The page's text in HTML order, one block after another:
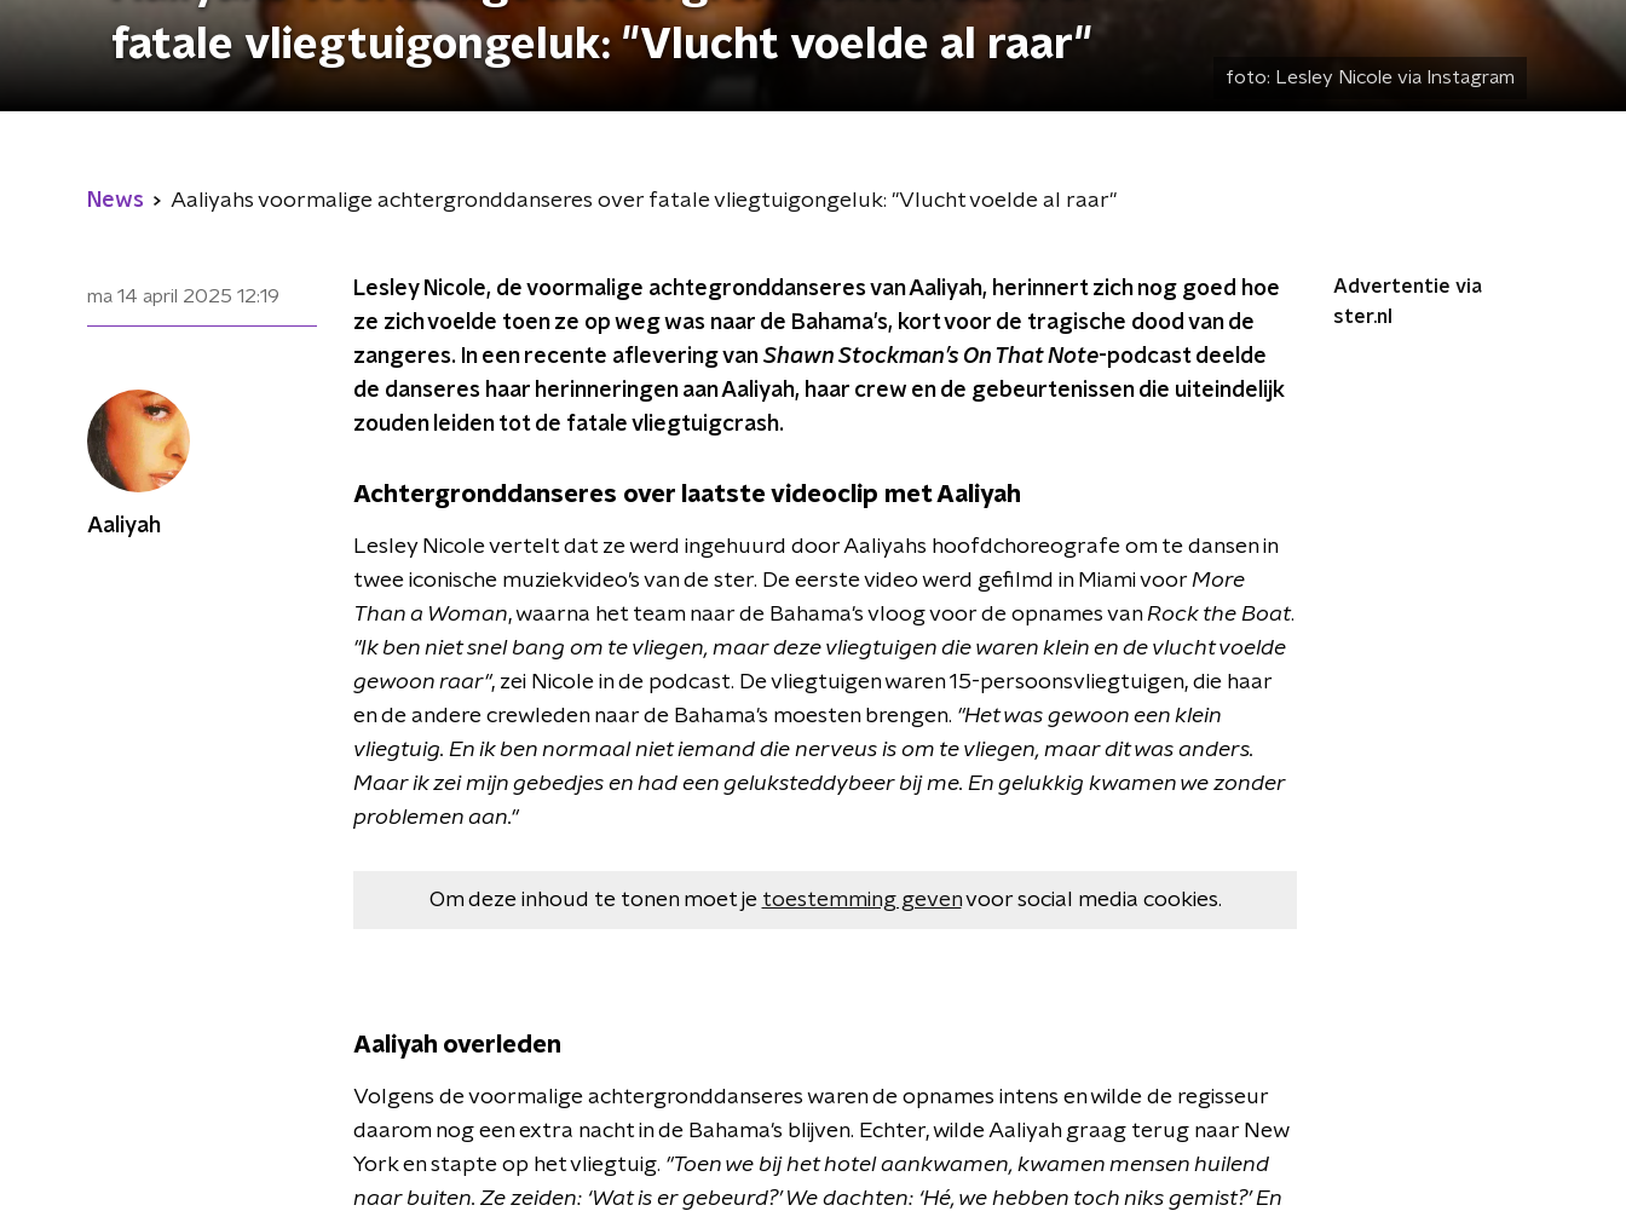
fatale vliegtuigongeluk: "Vlucht voelde al raar"
foto: Lesley Nicole via Instagram
News Aaliyahs voormalige achtergronddanseres over fatale vliegtuigongeluk: "Vlucht voelde al raar"
ma 14 april 2025 12:19
Lesley Nicole, de voormalige achtegronddanseres van Aaliyah, herinnert zich nog goed hoe
ze zich voelde toen ze op weg was naar de Bahama's, kort voor de tragische dood van de
zangeres. In een recente aflevering van Shawn Stockman’s On That Note-podcast deelde
de danseres haar herinneringen aan Aaliyah, haar crew en de gebeurtenissen die uiteindelijk
zouden leiden tot de fatale vliegtuigcrash.
Achtergronddanseres over laatste videoclip met Aaliyah
Lesley Nicole vertelt dat ze werd ingehuurd door Aaliyahs hoofdchoreografe om te dansen in
twee iconische muziekvideo’s van de ster. De eerste video werd gefilmd in Miami voorMore
Than a Woman, waarna het team naar de Bahama's vloog voor de opnames vanRock the Boat.
"Ik ben niet snel bang om te vliegen, maar deze vliegtuigen die waren klein en de vlucht voelde
gewoon raar", zei Nicole in de podcast. De vliegtuigen waren 15-persoonsvliegtuigen, die haar
en de andere crewleden naar de Bahama's moesten brengen. "Het was gewoon een klein
vliegtuig. En ik ben normaal niet iemand die nerveus is om te vliegen, maar dit was anders.
Maar ik zei mijn gebedjes en had een geluksteddybeer bij me. En gelukkig kwamen we zonder
problemen aan."
Om deze inhoud te tonen moet je toestemming gevenvoor social media cookies.
Aaliyah overleden
Volgens de voormalige achtergronddanseres waren de opnames intens en wilde de regisseur
daarom nog een extra nacht in de Bahama's blijven. Echter, wilde Aaliyah graag terug naar New
York en stapte op het vliegtuig. "Toen we bij het hotel aankwamen, kwamen mensen huilend
naar buiten. Ze zeiden: ‘Wat is er gebeurd?’ We dachten: ‘Hé, we hebben toch niks gemist?’ En
Advertentie via
ster.nl
Aaliyah